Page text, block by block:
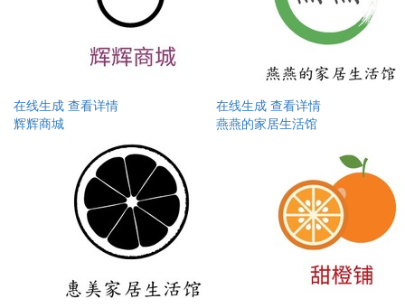
在线生成 查看详情
辉辉商城
在线生成 查看详情
燕燕的家居生活馆